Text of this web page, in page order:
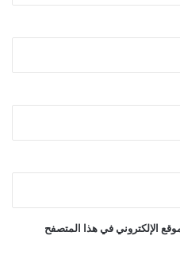
الإلكتروني في هذا المتصفح